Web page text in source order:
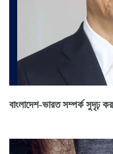
বাংলাদেশ-ভারত সম্পর্ক সুদৃঢ়